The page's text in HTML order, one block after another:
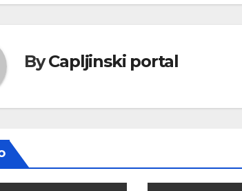
ByCapljinski portal